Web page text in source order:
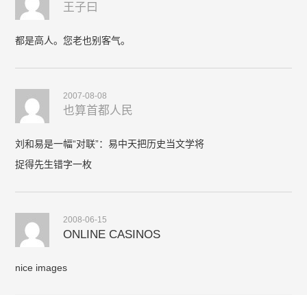
王子曰
都是高人。您老也别客气。
2007-08-08
也算首都人民
刘和易是一幅“对联”：易中天把历史当文学将
捉得先生错字一枚
2008-06-15
ONLINE CASINOS
nice images